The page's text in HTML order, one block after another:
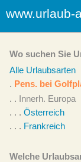
www.urlaub-
Wo suchen Sie
Alle Urlaubsarten
. Pens. bei
. . Innerh. Europa
. . . Österreich
. . . Frankreich
Welche